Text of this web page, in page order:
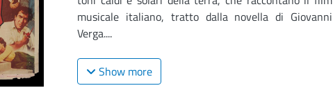
musicale italiano, tratto dalla novella di Giovanni
Verga....
Show more